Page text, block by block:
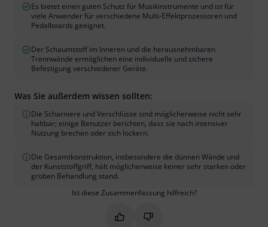
Es bietet einen guten Schutz für Musikinstrumente und ist für
viele Anwender für verschiedene Multi-Effektprozessoren und
Pedalboards geeignet.
Der Schaumstoff im Inneren und die herausnehmbaren
Trennwände ermöglichen eine individuelle und sichere
Befestigung verschiedener Geräte.
Was Sie außerdem wissen sollten:
Die Scharniere und Verschlüsse sind möglicherweise nicht sehr
haltbar; einige Benutzer berichten, dass sie nach intensiver
Nutzung brechen oder sich lockern.
Die Gesamtkonstruktion, insbesondere die dünnen Wände und
der Kunststoffgriff, hält möglicherweise keiner sehr starken oder
groben Behandlung stand.
Ist diese Zusammenfassung hilfreich?
Markieren Sie diese
Markieren Sie diese